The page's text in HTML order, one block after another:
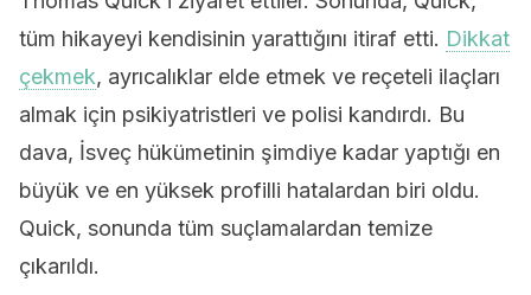
tüm hikayeyi kendisinin yarattığını itiraf etti. Dikkat
çekmek, ayrıcalıklar elde etmek ve reçeteli ilaçları
almak için psikiyatristleri ve polisi kandırdı. Bu
dava, İsveç hükümetinin şimdiye kadar yaptığı en
büyük ve en yüksek profilli hatalardan biri oldu.
Quick, sonunda tüm suçlamalardan temize
çıkarıldı.